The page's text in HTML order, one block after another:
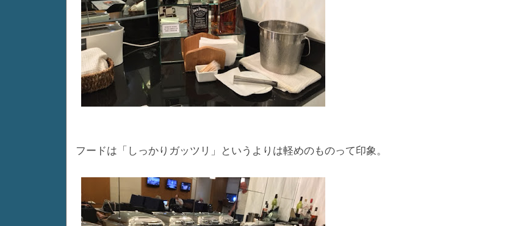
フードは「しっかりガッツリ」というよりは軽めのものって印象。